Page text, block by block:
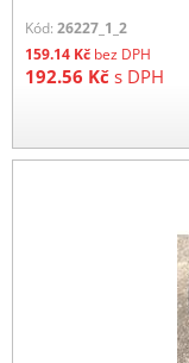
Kód: 26227_1_2
159.14 Kč bez DPH
192.56 Kč s DPH